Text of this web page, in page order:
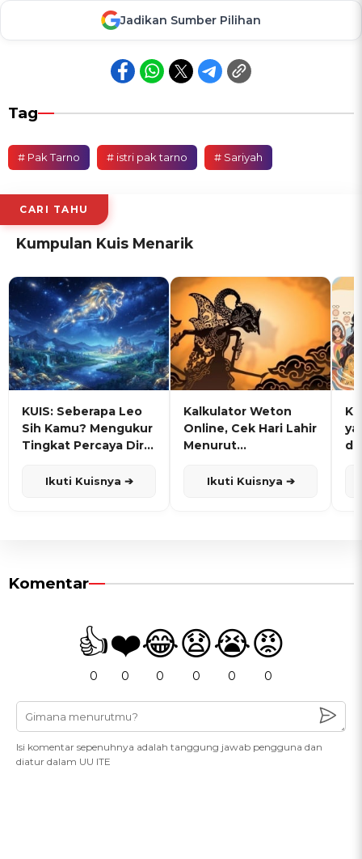
Jadikan Sumber Pilihan
Tag
# Pak Tarno # istri pak tarno # Sariyah
CARI TAHU
Kumpulan Kuis Menarik
KUIS: Seberapa Leo
Sih Kamu? Mengukur
Tingkat Percaya Diri
Ikuti Kuisnya ➔
Kalkulator Weton
Online, Cek Hari Lahir
Menurut
Ikuti Kuisnya ➔
Komentar
👍
0
❤️
0
😂
0
😧
0
😭
0
😡
0
Isi komentar sepenuhnya adalah tanggung jawab pengguna dan
diatur dalam UU ITE